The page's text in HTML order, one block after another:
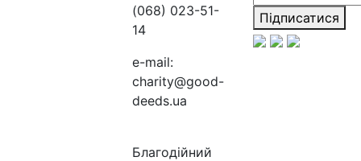
(068) 023-51-
14
e-mail:
charity@good-
deeds.ua
Благодійний
Підписатися